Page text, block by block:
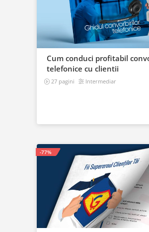
Cum conduci profitabil
telefonice cu clientii
27 pagini Intermediar
-77%